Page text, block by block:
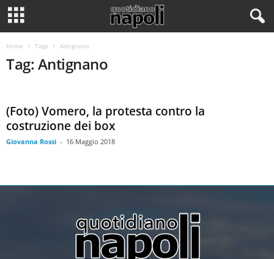
Home Tags Antignano
Tag: Antignano
(Foto) Vomero, la protesta contro la
costruzione dei box
Giovanna Rossi - 16 Maggio 2018